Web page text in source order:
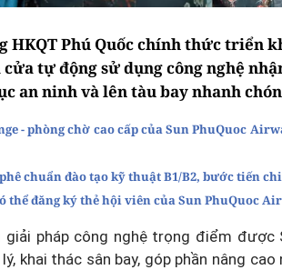
HKQT Phú Quốc chính thức triển
tự động sử dụng công nghệ
an ninh và lên tàu bay nhanh
- phòng chờ cao cấp của Sun PhuQuoc
chuẩn đào tạo kỹ thuật B1/B2, bước tiến
thể đăng ký thẻ hội viên của Sun PhuQuoc
pháp công nghệ trọng điểm được
khai thác sân bay, góp phần nâng